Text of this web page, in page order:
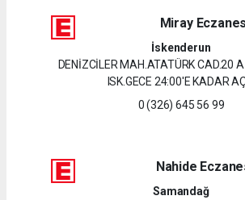
Miray
İskenderun
DENİZCİLER MAH.ATATÜRK CAD.20 A
ISK.GECE 24:00'E KADAR
0 (326) 645 56 99
Nahide
Samandağ